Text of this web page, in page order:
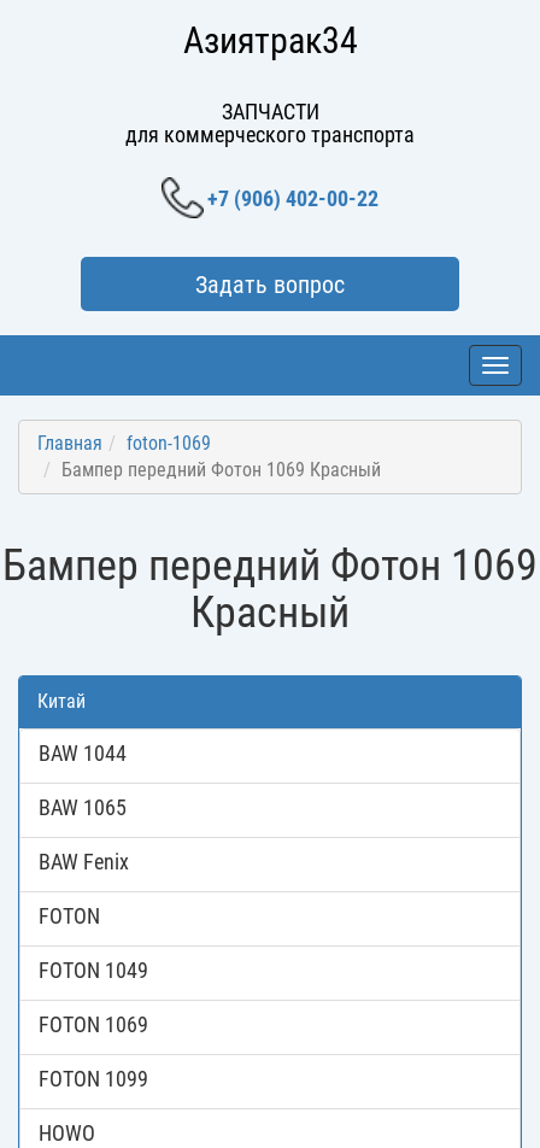
Азиятрак34
ЗАПЧАСТИ
для коммерческого транспорта
+7 (906) 402-00-22
Задать вопрос
Главная
foton-1069
Бампер передний Фотон 1069 Красный
Бампер передний Фотон 1069
Красный
Китай
BAW 1044
BAW 1065
BAW Fenix
FOTON
FOTON 1049
FOTON 1069
FOTON 1099
HOWO